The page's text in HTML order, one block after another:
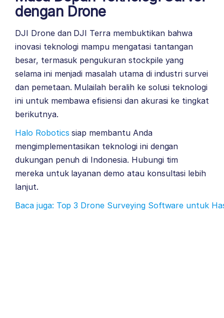
dengan Drone
DJI Drone dan DJI Terra membuktikan bahwa
inovasi teknologi mampu mengatasi tantangan
besar, termasuk pengukuran stockpile yang
selama ini menjadi masalah utama di industri survei
dan pemetaan. Mulailah beralih ke solusi teknologi
ini untuk membawa efisiensi dan akurasi ke tingkat
berikutnya.
Halo Robotics siap membantu Anda
mengimplementasikan teknologi ini dengan
dukungan penuh di Indonesia. Hubungi tim
mereka untuk layanan demo atau konsultasi lebih
lanjut.
Baca juga: Top 3 Drone Surveying Software untuk